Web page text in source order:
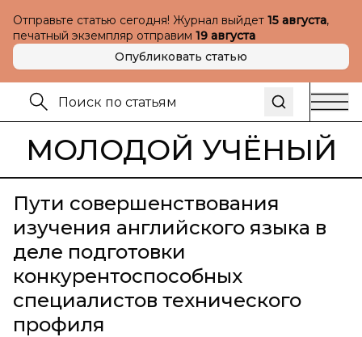
Отправьте статью сегодня! Журнал выйдет 15 августа,
печатный экземпляр отправим 19 августа
Опубликовать статью
МОЛОДОЙ УЧЁНЫЙ
Пути совершенствования
изучения английского языка в
деле подготовки
конкурентоспособных
специалистов технического
профиля